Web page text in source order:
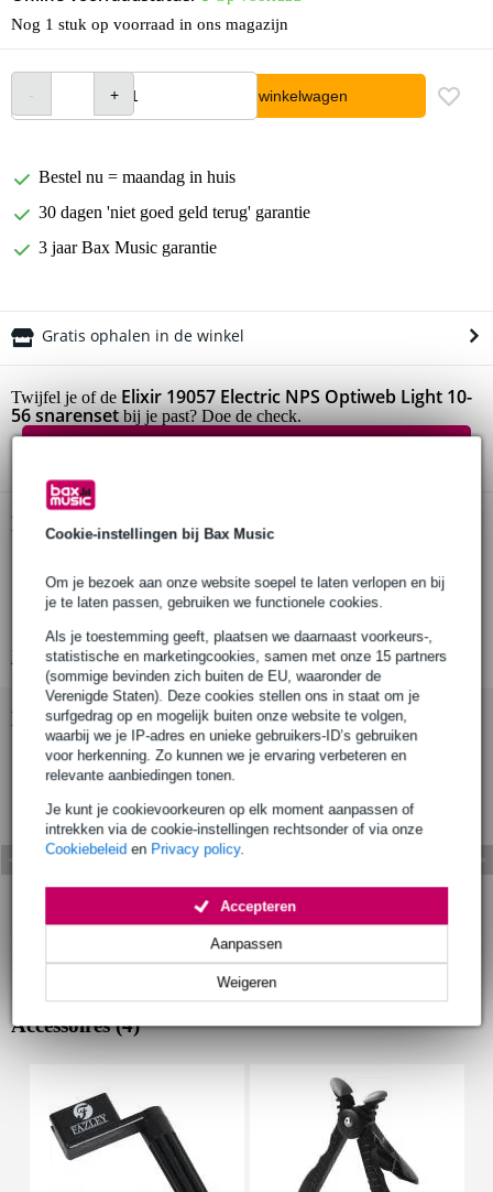
Cookie-instellingen bij Bax Music
Om je bezoek aan onze website soepel te laten verlopen en bij
je te laten passen, gebruiken we functionele cookies.
Als je toestemming geeft, plaatsen we daarnaast voorkeurs-,
statistische en marketingcookies, samen met onze 15 partners
(sommige bevinden zich buiten de EU, waaronder de
Verenigde Staten). Deze cookies stellen ons in staat om je
surfgedrag op en mogelijk buiten onze website te volgen,
waarbij we je IP-adres en unieke gebruikers-ID’s gebruiken
voor herkenning. Zo kunnen we je ervaring verbeteren en
relevante aanbiedingen tonen.
Je kunt je cookievoorkeuren op elk moment aanpassen of
intrekken via de cookie-instellingen rechtsonder of via onze
Cookiebeleid en Privacy policy.
Weigeren
Aanpassen
Accepteren
Nog 1 stuk op voorraad in ons magazijn
In winkelwagen
Bestel nu = maandag in huis
30 dagen 'niet goed geld terug' garantie
3 jaar Bax Music garantie
Gratis ophalen in de winkel
Twijfel je of de Elixir 19057 Electric NPS Optiweb Light 10-
56 snarenset bij je past? Doe de check.
Productinformatie
geschikt voor elektrische gitaar
Bekijk alle productspecificaties
Bekijk ook eens (9)
Accessoires (4)